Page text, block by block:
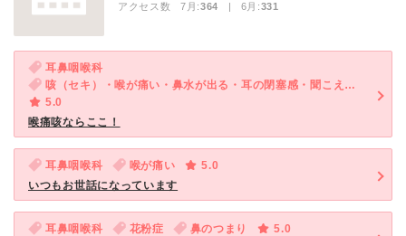
アクセス数 7月:364 | 6月:331
耳鼻咽喉科
咳（セキ）・喉が痛い・鼻水が出る・耳の閉塞感・聞こえづらい・鼻水がのどに流れる・後鼻漏
5.0
喉痛咳ならここ！
耳鼻咽喉科 喉が痛い
5.0
いつもお世話になっています
耳鼻咽喉科 花粉症 鼻のつまり
5.0